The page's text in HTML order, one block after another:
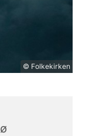
© Folkekirken